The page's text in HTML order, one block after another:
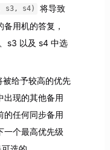
s3, s4)
将导致
用机的答复，
s3 以及 s4 中选
给予较高的优先
出现的其他备用
的任何同步备用
一个最高优先级